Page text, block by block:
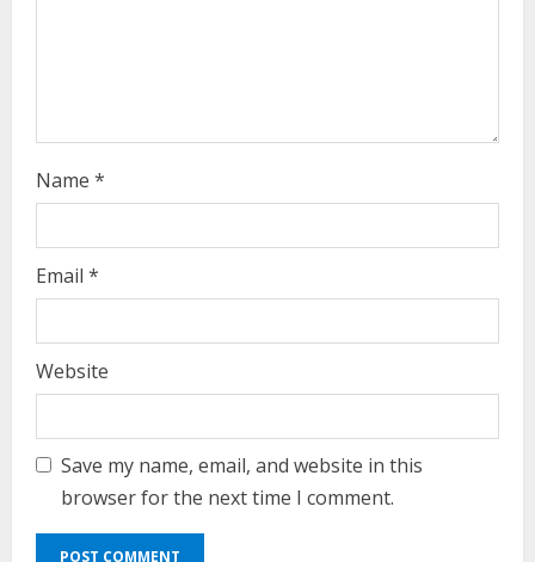
Name *
Email *
Website
Save my name, email, and website in this
browser for the next time I comment.